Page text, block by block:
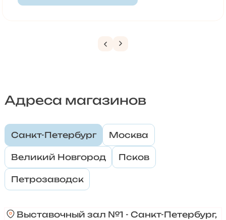
Адреса магазинов
Санкт-Петербург Москва
Великий Новгород Псков
Петрозаводск
Выставочный зал №1 - Санкт-Петербург,